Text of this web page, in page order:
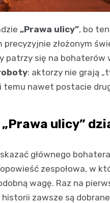
„Prawa ulicy”, bo
precyzyjnie złożonym
patrzy się na bohaterów
: aktorzy nie grają
temu nawet postacie
ulicy”
głównego
zespołowa, w
wagę. Raz na
zawsze są